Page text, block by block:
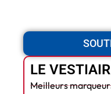
LE
Meilleurs